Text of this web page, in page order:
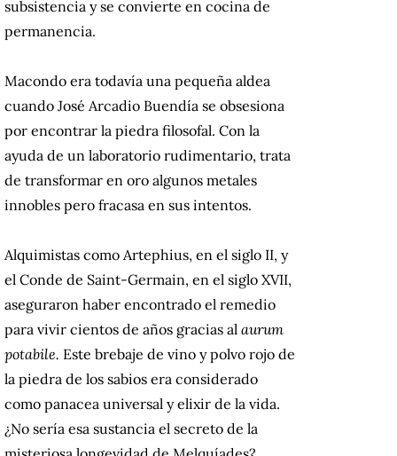
subsistencia y se convierte en cocina de
permanencia.
Macondo era todavía una pequeña aldea
cuando José Arcadio Buendía se obsesiona
por encontrar la piedra filosofal. Con la
ayuda de un laboratorio rudimentario, trata
de transformar en oro algunos metales
innobles pero fracasa en sus intentos.
Alquimistas como Artephius, en el siglo II, y
el Conde de Saint-Germain, en el siglo XVII,
aseguraron haber encontrado el remedio
para vivir cientos de años gracias al aurum
potabile. Este brebaje de vino y polvo rojo de
la piedra de los sabios era considerado
como panacea universal y elixir de la vida.
¿No sería esa sustancia el secreto de la